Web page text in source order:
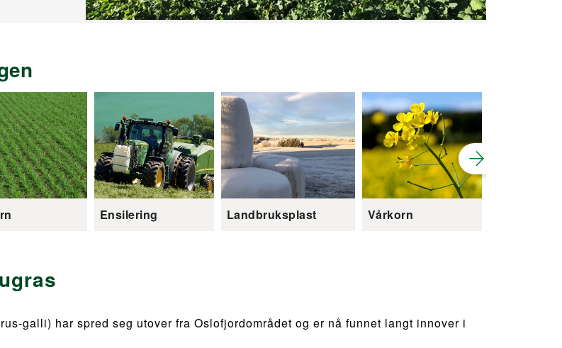
Ensilering Landbruksplast Vårkorn
galli) har spred seg utover fra Oslofjordområdet og er nå funnet langt innover i